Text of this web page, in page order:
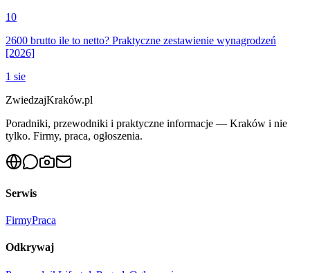
10
2600 brutto ile to netto? Praktyczne zestawienie wynagrodzeń
[2026]
1 sie
ZwiedzajKraków.pl
Poradniki, przewodniki i praktyczne informacje — Kraków i nie
tylko. Firmy, praca, ogłoszenia.
Serwis
FirmyPraca
Odkrywaj